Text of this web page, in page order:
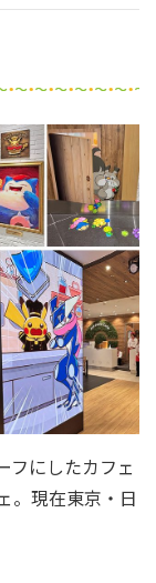
フにしたカフェ
。現在東京・日